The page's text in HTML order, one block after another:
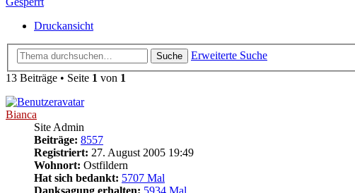
Druckansicht
Suche
Erweiterte Suche
13 Beiträge • Seite 1 von 1
Bianca
Site Admin
Beiträge: 8557
Registriert: 27. August 2005 19:49
Wohnort: Ostfildern
Hat sich bedankt: 5707 Mal